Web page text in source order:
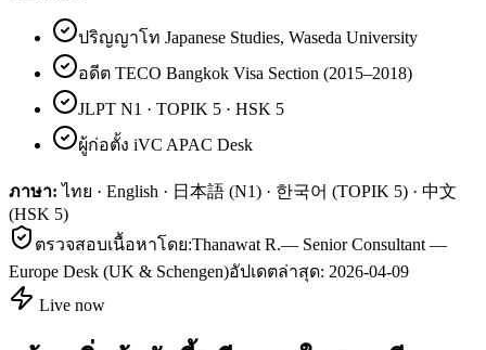
ปริญญาโท Japanese Studies, Waseda University
อดีต TECO Bangkok Visa Section (2015–2018)
JLPT N1 · TOPIK 5 · HSK 5
ผู้ก่อตั้ง iVC APAC Desk
ภาษา: ไทย · English · 日本語 (N1) · 한국어 (TOPIK 5) · 中文
(HSK 5)
ตรวจสอบเนื้อหาโดย:Thanawat R.— Senior Consultant —
Europe Desk (UK & Schengen)อัปเดตล่าสุด: 2026-04-09
Live now